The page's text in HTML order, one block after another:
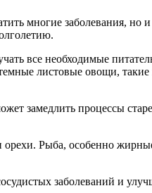
многие заболевания, но
все необходимые
листовые овощи,
замедлить процессы
Рыба, особенно
заболеваний и